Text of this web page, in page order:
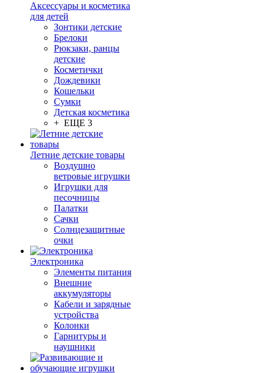
Аксессуары и косметика
для детей
Зонтики детские
Брелоки
Рюкзаки, ранцы
детские
Косметички
Дождевики
Кошельки
Сумки
Детская косметика
+ ЕЩЕ 3
Летние детские товары
Воздушно
ветровые игрушки
Игрушки для
песочницы
Палатки
Сачки
Солнцезащитные
очки
Электроника
Элементы питания
Внешние
аккумуляторы
Кабели и зарядные
устройства
Колонки
Гарнитуры и
наушники